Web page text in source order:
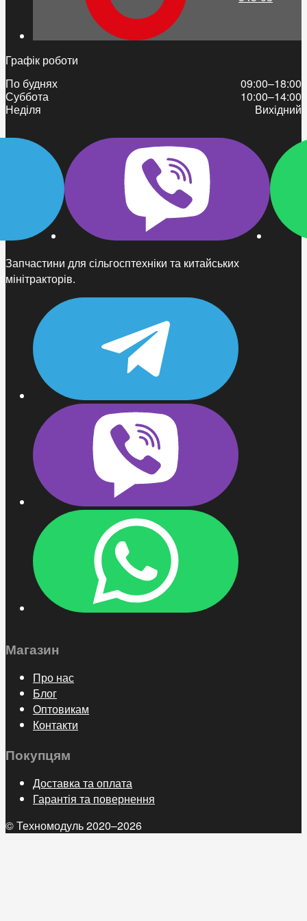
Запчастини для сільгосптехніки та китайських
мінітракторів.
Магазин
Про нас
Блог
Оптовикам
Контакти
Покупцям
Доставка та оплата
Гарантія та повернення
© Техномодуль 2020–2026
Графік роботи
По буднях
09:00–18:00
Суббота
10:00–14:00
Неділя
Вихідний